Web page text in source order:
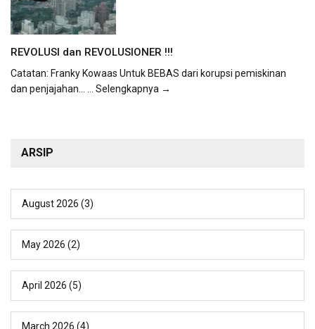
REVOLUSI dan REVOLUSIONER !!!
Catatan: Franky Kowaas Untuk BEBAS dari korupsi pemiskinan
dan penjajahan...
... Selengkapnya →
ARSIP
August 2026 (3)
May 2026 (2)
April 2026 (5)
March 2026 (4)